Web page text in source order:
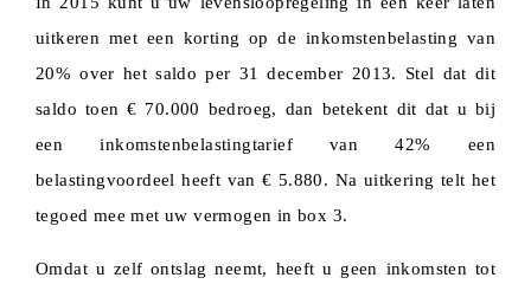
uitkeren met een korting op de inkomstenbelasting van
20% over het saldo per 31 december 2013. Stel dat dit
saldo toen € 70.000 bedroeg, dan betekent dit dat u bij
een inkomstenbelastingtarief van 42% een
belastingvoordeel heeft van € 5.880. Na uitkering telt het
tegoed mee met uw vermogen in box 3.
Omdat u zelf ontslag neemt, heeft u geen inkomsten tot